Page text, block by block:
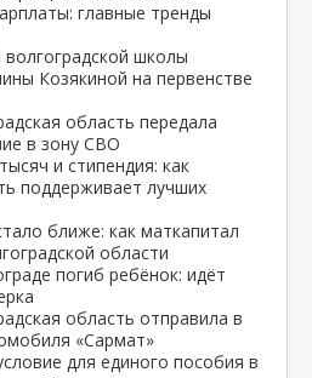
главные тренды
школы
Козякиной на первенстве
область передала
в зону СВО
и стипендия: как
поддерживает лучших
ближе: как маткапитал
области
погиб ребёнок: идёт
область отправила в
«Сармат»
для единого пособия в